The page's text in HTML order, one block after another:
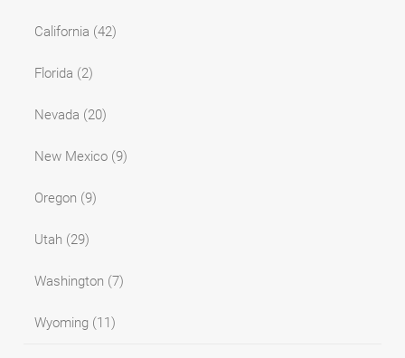
California (42)
Florida (2)
Nevada (20)
New Mexico (9)
Oregon (9)
Utah (29)
Washington (7)
Wyoming (11)